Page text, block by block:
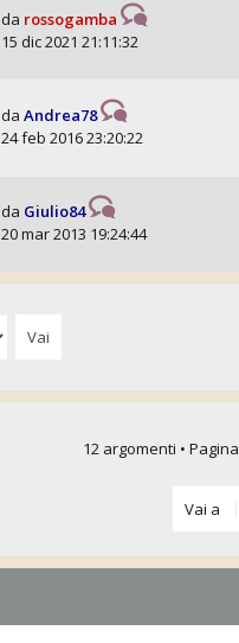
da rossogamba
15 dic 2021 21:11:32
da Andrea78
24 feb 2016 23:20:22
da Giulio84
20 mar 2013 19:24:44
12 argomenti • Pagina
Vai a